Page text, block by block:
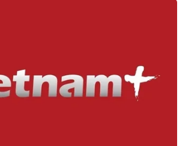
(TTXVN/Vietnam+)